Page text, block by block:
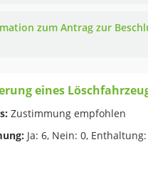
zum Antrag zur
eines
Zustimmung empfohlen
Ja: 6, Nein: 0,